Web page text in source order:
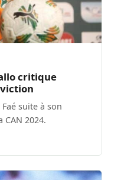
critique
suite à son
2024.